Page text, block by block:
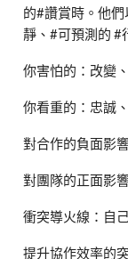
的#讚賞時。他
靜、#可預測的 #
你害怕的：改變
你看重的：忠誠
對合作的負面影
對團隊的正面影
衝突導火線：自
提升協作效率的